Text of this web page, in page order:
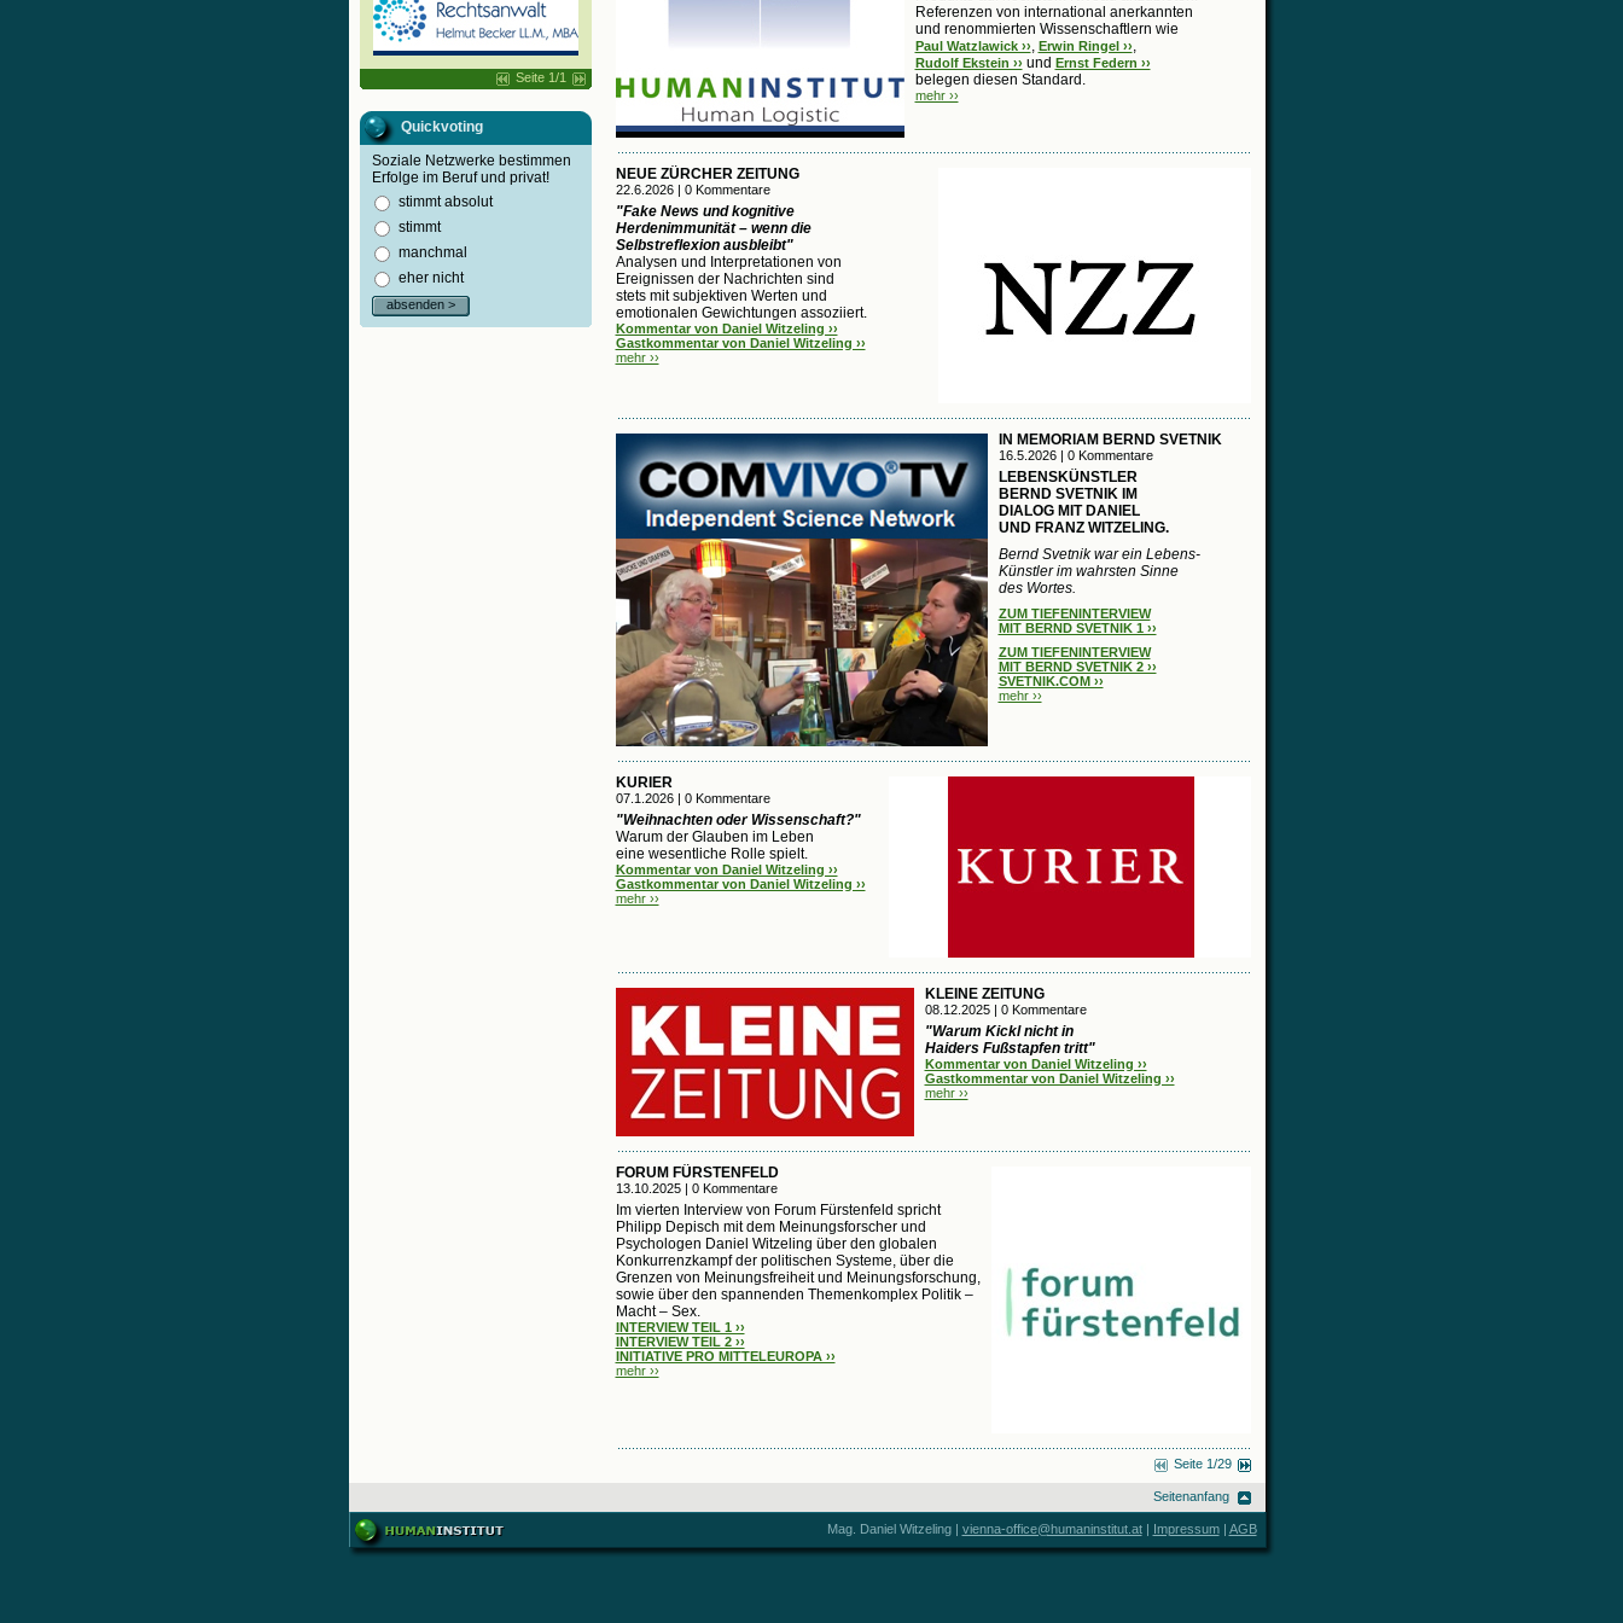
Seite 1/1
Quickvoting
Soziale Netzwerke bestimmen
Erfolge im Beruf und privat!
stimmt absolut
stimmt
manchmal
eher nicht
absenden >
Referenzen von international anerkannten
und renommierten Wissenschaftlern wie
Paul Watzlawick ››, Erwin Ringel ››,
Rudolf Ekstein ›› und Ernst Federn ››
belegen diesen Standard.
mehr ››
NEUE ZÜRCHER ZEITUNG
22.6.2026 | 0 Kommentare
"Fake News und kognitive
Herdenimmunität – wenn die
Selbstreflexion ausbleibt"
Analysen und Interpretationen von
Ereignissen der Nachrichten sind
stets mit subjektiven Werten und
emotionalen Gewichtungen assoziiert.
Kommentar von Daniel Witzeling ››
Gastkommentar von Daniel Witzeling ››
mehr ››
IN MEMORIAM BERND SVETNIK
16.5.2026 | 0 Kommentare
LEBENSKÜNSTLER
BERND SVETNIK IM
DIALOG MIT DANIEL
UND FRANZ WITZELING.
Bernd Svetnik war ein Lebens-
Künstler im wahrsten Sinne
des Wortes.
ZUM TIEFENINTERVIEW
MIT BERND SVETNIK 1 ››
ZUM TIEFENINTERVIEW
MIT BERND SVETNIK 2 ››
SVETNIK.COM ››
mehr ››
KURIER
07.1.2026 | 0 Kommentare
"Weihnachten oder Wissenschaft?"
Warum der Glauben im Leben
eine wesentliche Rolle spielt.
Kommentar von Daniel Witzeling ››
Gastkommentar von Daniel Witzeling ››
mehr ››
KLEINE ZEITUNG
08.12.2025 | 0 Kommentare
"Warum Kickl nicht in
Haiders Fußstapfen tritt"
Kommentar von Daniel Witzeling ››
Gastkommentar von Daniel Witzeling ››
mehr ››
FORUM FÜRSTENFELD
13.10.2025 | 0 Kommentare
Im vierten Interview von Forum Fürstenfeld spricht
Philipp Depisch mit dem Meinungsforscher und
Psychologen Daniel Witzeling über den globalen
Konkurrenzkampf der politischen Systeme, über die
Grenzen von Meinungsfreiheit und Meinungsforschung,
sowie über den spannenden Themenkomplex Politik –
Macht – Sex.
INTERVIEW TEIL 1 ››
INTERVIEW TEIL 2 ››
INITIATIVE PRO MITTELEUROPA ››
mehr ››
Seite 1/29
Seitenanfang
Mag. Daniel Witzeling | vienna-office@humaninstitut.at| Impressum| AGB